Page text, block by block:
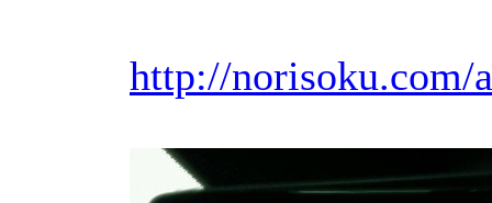
http://norisoku.com/